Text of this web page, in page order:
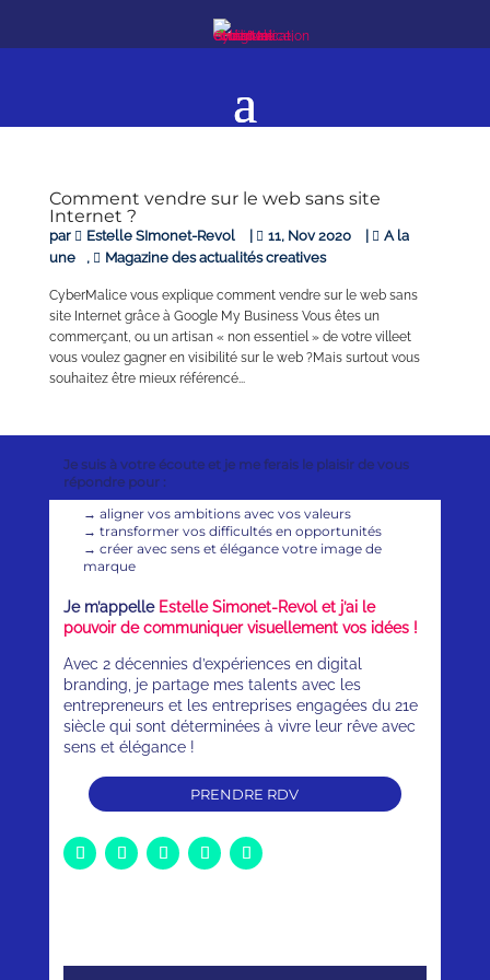
Comment vendre sur le web sans site
Internet ?
par Estelle SImonet-Revol 11, Nov 2020
A la
une
, Magazine des actualités creatives
CyberMalice vous explique comment vendre sur le web sans
site Internet grâce à Google My Business Vous êtes un
commerçant, ou un artisan « non essentiel » de votre villeet
vous voulez gagner en visibilité sur le web ?Mais surtout vous
souhaitez être mieux référencé...
Je suis à votre écoute et je me ferais le plaisir de vous
répondre pour :
→aligner vos ambitions avec vos valeurs
→transformer vos difficultés en opportunités
→créer avec sens et élégance votre image de
marque
Je m’appelle Estelle Simonet-Revol et j’ai le
pouvoir de communiquer visuellement vos idées !
Avec 2 décennies d’expériences en digital
branding, je partage mes talents avec les
entrepreneurs et les entreprises engagées du 21e
siècle qui sont déterminées à vivre leur rêve avec
sens et élégance !
PRENDRE RDV